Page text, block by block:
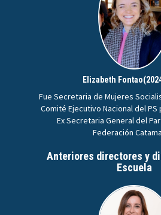
Elizabeth
Fue Secretaria de Mujeres
Comité Ejecutivo Nacional del PS
Ex Secretaria General del
Federación
Anteriores directores y
Escuela